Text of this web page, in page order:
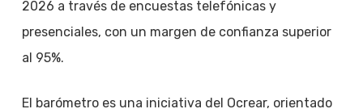
2026 a través de encuestas telefónicas y
presenciales, con un margen de confianza superior
al 95%.
El barómetro es una iniciativa del Ocrear, orientado